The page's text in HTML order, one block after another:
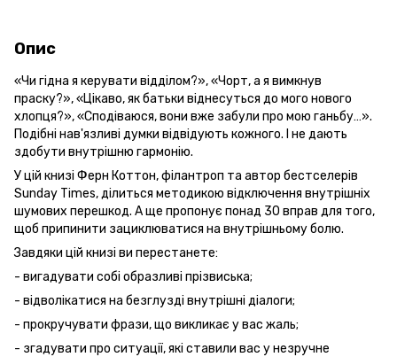
Опис
«Чи гідна я керувати відділом?», «Чорт, а я вимкнув
праску?», «Цікаво, як батьки віднесуться до мого нового
хлопця?», «Сподіваюся, вони вже забули про мою ганьбу…».
Подібні нав'язливі думки відвідують кожного. І не дають
здобути внутрішню гармонію.
У цій книзі Ферн Коттон, філантроп та автор бестселерів
Sunday Times, ділиться методикою відключення внутрішніх
шумових перешкод. А ще пропонує понад 30 вправ для того,
щоб припинити зациклюватися на внутрішньому болю.
Завдяки цій книзі ви перестанете:
- вигадувати собі образливі прізвиська;
- відволікатися на безглузді внутрішні діалоги;
- прокручувати фрази, що викликає у вас жаль;
- згадувати про ситуації, які ставили вас у незручне